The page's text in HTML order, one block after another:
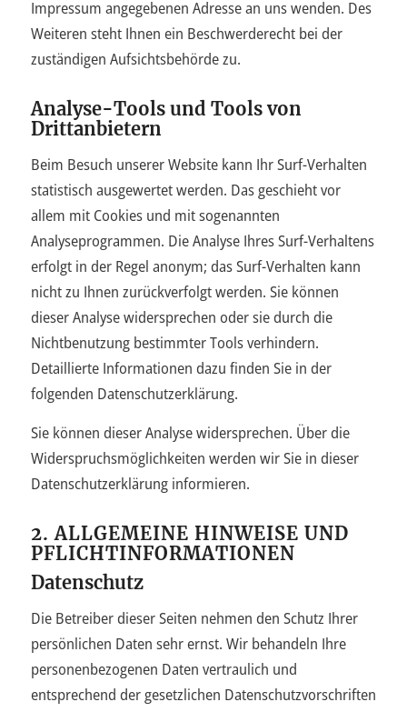
Impressum angegebenen Adresse an uns wenden. Des
Weiteren steht Ihnen ein Beschwerderecht bei der
zuständigen Aufsichtsbehörde zu.
Analyse-Tools und Tools von
Drittanbietern
Beim Besuch unserer Website kann Ihr Surf-Verhalten
statistisch ausgewertet werden. Das geschieht vor
allem mit Cookies und mit sogenannten
Analyseprogrammen. Die Analyse Ihres Surf-Verhaltens
erfolgt in der Regel anonym; das Surf-Verhalten kann
nicht zu Ihnen zurückverfolgt werden. Sie können
dieser Analyse widersprechen oder sie durch die
Nichtbenutzung bestimmter Tools verhindern.
Detaillierte Informationen dazu finden Sie in der
folgenden Datenschutzerklärung.
Sie können dieser Analyse widersprechen. Über die
Widerspruchsmöglichkeiten werden wir Sie in dieser
Datenschutzerklärung informieren.
2. ALLGEMEINE HINWEISE UND
PFLICHTINFORMATIONEN
Datenschutz
Die Betreiber dieser Seiten nehmen den Schutz Ihrer
persönlichen Daten sehr ernst. Wir behandeln Ihre
personenbezogenen Daten vertraulich und
entsprechend der gesetzlichen Datenschutzvorschriften